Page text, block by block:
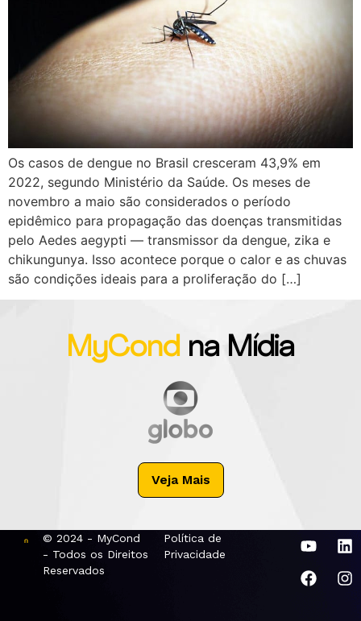
Os casos de dengue no Brasil cresceram 43,9% em
2022, segundo Ministério da Saúde. Os meses de
novembro a maio são considerados o período
epidêmico para propagação das doenças transmitidas
pelo Aedes aegypti — transmissor da dengue, zika e
chikungunya. Isso acontece porque o calor e as chuvas
são condições ideais para a proliferação do […]
MyCond na Mídia
Veja Mais
© 2024 - MyCond
- Todos os Direitos
Reservados
Política de
Privacidade